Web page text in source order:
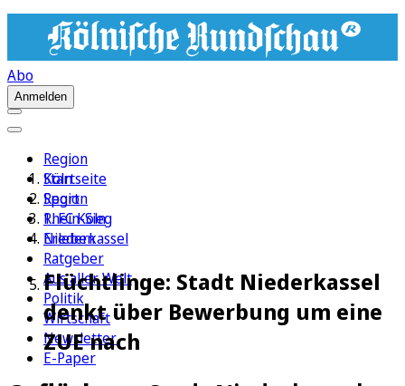
Abo
Anmelden
Region
Köln
Sport
1. FC Köln
Erleben
Ratgeber
Aus aller Welt
Politik
Wirtschaft
Newsletter
E-Paper
Startseite
Region
Rhein-Sieg
Niederkassel
Flüchtlinge: Stadt Niederkassel
denkt über Bewerbung um eine
ZUE nach